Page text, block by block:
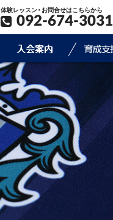
体験レッスン・お問合せはこちらから
092-674-3031